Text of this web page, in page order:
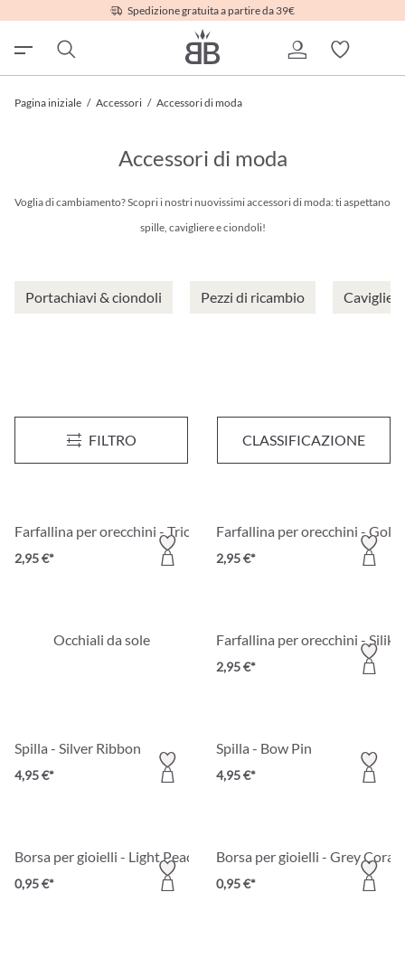
Spedizione gratuita a partire da 39€
Pagina iniziale / Accessori / Accessori di moda
Accessori di moda
Voglia di cambiamento? Scopri i nostri nuovissimi accessori di moda: ti aspettano
spille, cavigliere e ciondoli!
Portachiavi & ciondoli Pezzi di ricambio Cavigliere
FILTRO CLASSIFICAZIONE
Farfallina per orecchini - Silver ComfortBorsa per gioielli - Rose Velvet
2,50 €*
Farfallina per orecchini - Trio Comfort
2,95 €*
Farfallina per orecchini -
2,95 €*
Occhiali da sole Farfallina per orecchini -
2,95 €*
Spilla - Silver Ribbon
4,95 €*
Spilla - Bow Pin
4,95 €*
Borsa per gioielli - Light Peach
0,95 €*
Borsa per gioielli - Grey Coral
0,95 €*